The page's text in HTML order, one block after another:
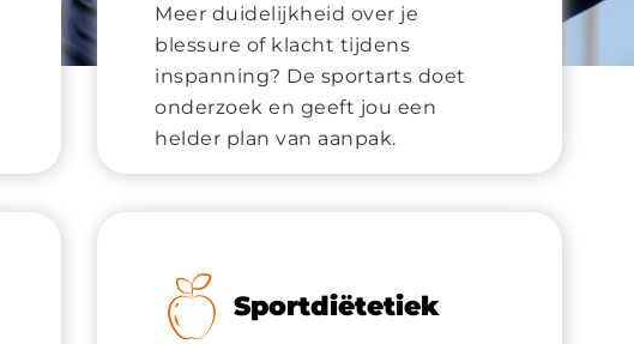
Meer duidelijkheid over je
blessure of klacht tijdens
inspanning? De sportarts doet
onderzoek en geeft jou een
helder plan van aanpak.
Sportdiëtetiek